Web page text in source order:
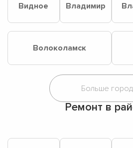
Видное Владимир
Волоколамск
Ремонт в